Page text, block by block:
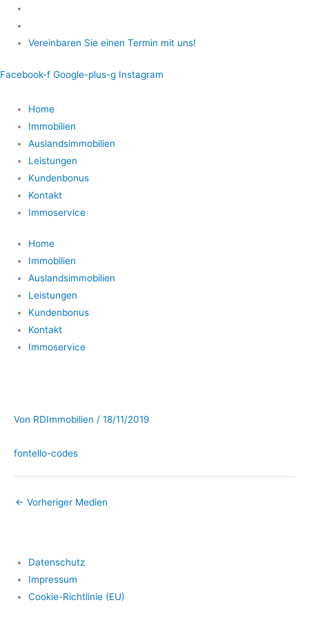
Zum
Inhalt
springenVereinbaren Sie einen Termin mit uns!
Facebook-f Google-plus-g Instagram
Home
Immobilien
Auslandsimmobilien
Leistungen
Kundenbonus
Kontakt
Immoservice
Home
Immobilien
Auslandsimmobilien
Leistungen
Kundenbonus
Kontakt
Immoservice
Von RDImmobilien / 18/11/2019
fontello-codes
← Vorheriger Medien
Datenschutz
Impressum
Cookie-Richtlinie (EU)